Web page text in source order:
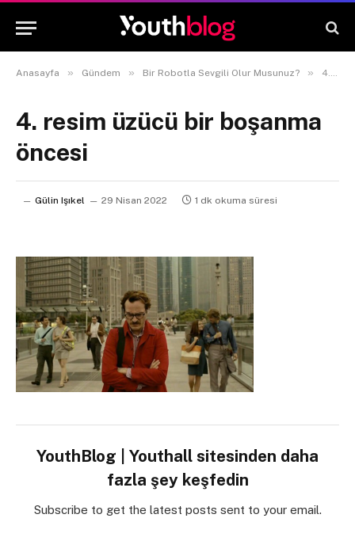
Anasayfa » Gündem » Bir Robotla Sevgili Olur Musunuz? » 4. resim üzücü bir boşanma öncesi
4. resim üzücü bir boşanma
öncesi
Gülin Işıkel 29 Nisan 2022 1 dk okuma süresi
YouthBlog | Youthall sitesinden daha
fazla şey keşfedin
Subscribe to get the latest posts sent to your email.